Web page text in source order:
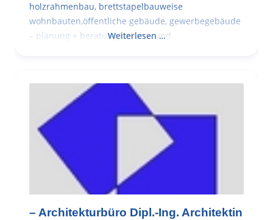
holzrahmenbau, brettstapelbauweise
wohnbauten,öffentliche gebäude, gewerbegebäude
– planung + beratung bei an – und
Weiterlesen …
– Architekturbüro Dipl.-Ing. Architektin